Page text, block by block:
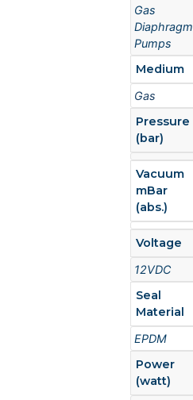
Gas
Diaphragm
Pumps
Medium
Gas
Pressure
(bar)
Vacuum
mBar
(abs.)
Voltage
12VDC
Seal
Material
EPDM
Power
(watt)